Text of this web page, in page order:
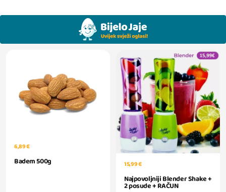
6,89 €
Badem 500g 15,99 €
Najpovoljniji Blender Shake +
2 posude + RAČUN